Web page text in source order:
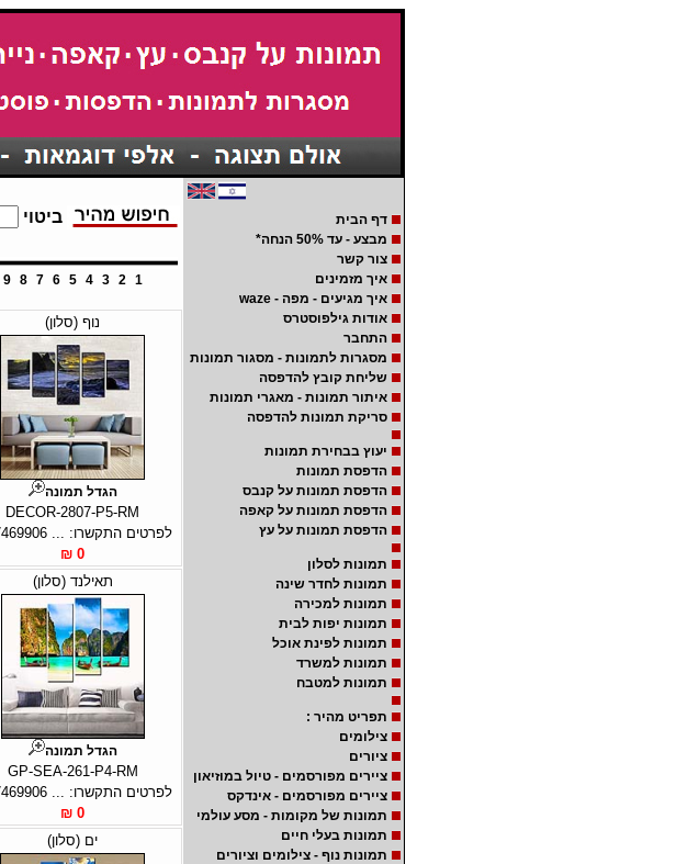
דף הבית
מבצע - עד 50% הנחה*
צור קשר
איך מזמינים
איך מגיעים - מפה - waze
אודות גילפוסטרס
התחבר
מסגרות לתמונות - מסגור תמונות
שליחת קובץ להדפסה
איתור תמונות - מאגרי תמונות
סריקת תמונות להדפסה
יעוץ בבחירת תמונות
הדפסת תמונות
הדפסת תמונות על קנבס
הדפסת תמונות על קאפה
הדפסת תמונות על עץ
תמונות לסלון
תמונות לחדר שינה
תמונות למכירה
תמונות יפות לבית
תמונות לפינת אוכל
תמונות למשרד
תמונות למטבח
תפריט מהיר :
צילומים
ציורים
ציירים מפורסמים - טיול במוזיאון
ציירים מפורסמים - אינדקס
תמונות של מקומות - מסע עולמי
תמונות בעלי חיים
תמונות נוף - צילומים וציורים
ביטוי
1
2
3
4
5
6
7
8
9
נוף (סלון)
הגדל תמונה
DECOR-2807-P5-RM
לפרטים התקשרו: ... 09-7469906
0 ₪
תאילנד (סלון)
הגדל תמונה
GP-SEA-261-P4-RM
לפרטים התקשרו: ... 09-7469906
0 ₪
ים (סלון)